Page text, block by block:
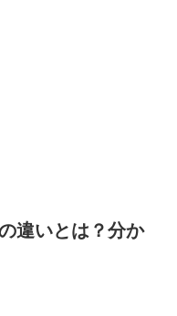
違いとは？分か